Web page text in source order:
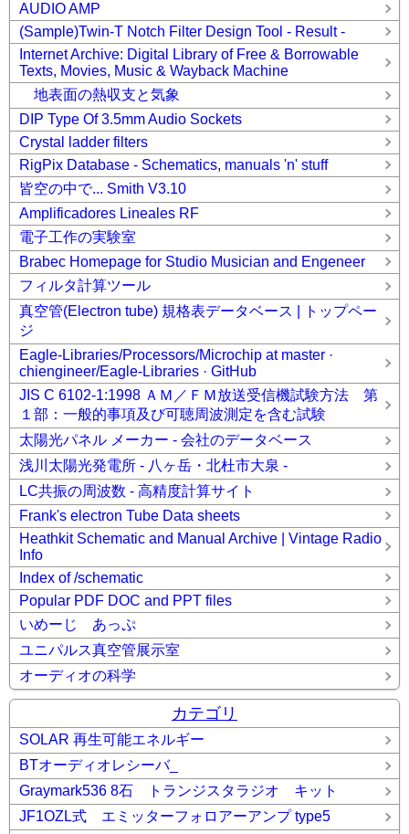
AUDIO AMP
(Sample)Twin-T Notch Filter Design Tool - Result -
Internet Archive: Digital Library of Free & Borrowable
Texts, Movies, Music & Wayback Machine
地表面の熱収支と気象
DIP Type Of 3.5mm Audio Sockets
Crystal ladder filters
RigPix Database - Schematics, manuals 'n' stuff
皆空の中で... Smith V3.10
Amplificadores Lineales RF
電子工作の実験室
Brabec Homepage for Studio Musician and Engeneer
フィルタ計算ツール
真空管(Electron tube) 規格表データベース | トップペー
ジ
Eagle-Libraries/Processors/Microchip at master ·
chiengineer/Eagle-Libraries · GitHub
JIS C 6102-1:1998 ＡＭ／ＦＭ放送受信機試験方法 第
１部：一般的事項及び可聴周波測定を含む試験
太陽光パネル メーカー - 会社のデータベース
浅川太陽光発電所 - 八ヶ岳・北杜市大泉 -
LC共振の周波数 - 高精度計算サイト
Frank's electron Tube Data sheets
Heathkit Schematic and Manual Archive | Vintage Radio
Info
Index of /schematic
Popular PDF DOC and PPT files
いめーじ あっぷ
ユニパルス真空管展示室
オーディオの科学
カテゴリ
SOLAR 再生可能エネルギー
BTオーディオレシーバ_
Graymark536 8石 トランジスタラジオ キット
JF1OZL式 エミッターフォロアーアンプ type5